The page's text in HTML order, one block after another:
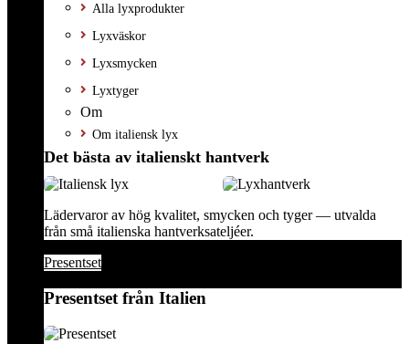
Alla lyxprodukter
Lyxväskor
Lyxsmycken
Lyxtyger
Om
Om italiensk lyx
Det bästa av italienskt hantverk
Lädervaror av hög kvalitet, smycken och tyger — utvalda
från små italienska hantverksateljéer.
Presentset
Presentset från Italien